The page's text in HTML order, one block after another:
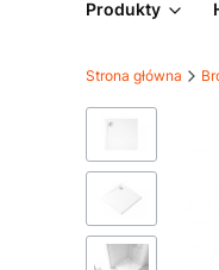
Produkty
Strona główna